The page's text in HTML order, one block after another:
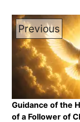
Previous
Guidance of the
of a Follower of